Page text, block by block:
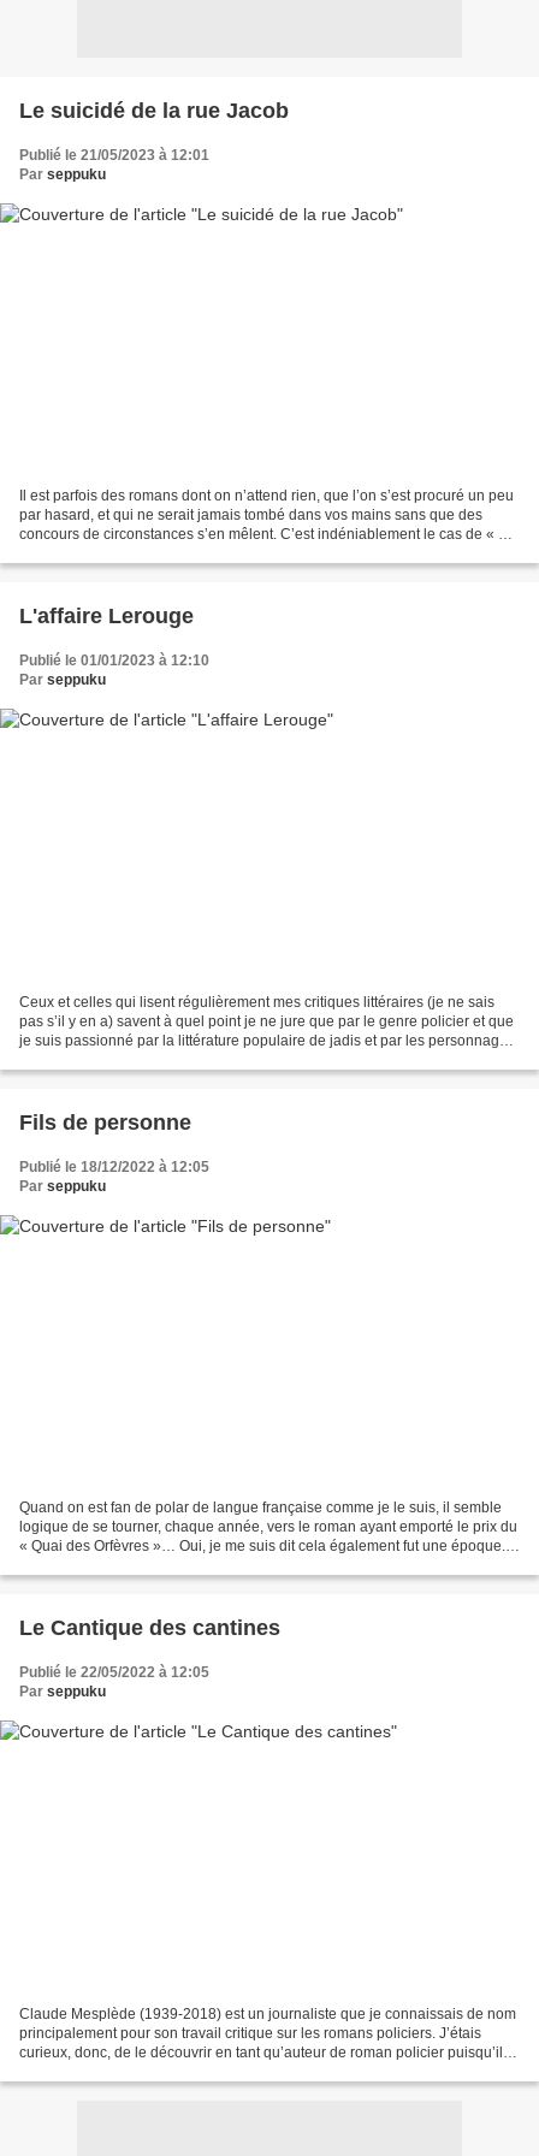
Le suicidé de la rue Jacob
Publié le 21/05/2023 à 12:01
Par seppuku
Il est parfois des romans dont on n’attend rien, que l’on s’est procuré un peu
par hasard, et qui ne serait jamais tombé dans vos mains sans que des
concours de circonstances s’en mêlent. C’est indéniablement le cas de « Le
L'affaire Lerouge
Publié le 01/01/2023 à 12:10
Par seppuku
Ceux et celles qui lisent régulièrement mes critiques littéraires (je ne sais
pas s’il y en a) savent à quel point je ne jure que par le genre policier et que
je suis passionné par la littérature populaire de jadis et par les personnages
Fils de personne
Publié le 18/12/2022 à 12:05
Par seppuku
Quand on est fan de polar de langue française comme je le suis, il semble
logique de se tourner, chaque année, vers le roman ayant emporté le prix du
« Quai des Orfèvres »… Oui, je me suis dit cela également fut une époque.
Le Cantique des cantines
Publié le 22/05/2022 à 12:05
Par seppuku
Claude Mesplède (1939-2018) est un journaliste que je connaissais de nom
principalement pour son travail critique sur les romans policiers. J’étais
curieux, donc, de le découvrir en tant qu’auteur de roman policier puisqu’il